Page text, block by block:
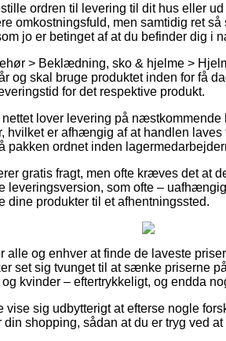
ordren til levering til dit hus eller
omkostningsfuld, men samtidig ret
jo er betinget af at du befinder dig i
> Beklædning, sko & hjelme >
og skal bruge produktet inden for få
for det respektive produkt.
lover levering på næstkommende
hvilket er afhængig af at handlen
pakken ordnet inden
gratis fragt, men ofte kræves det at
leveringsversion, som ofte –
dine produkter til et afhentningssted.
alle og enhver at finde de laveste
set sig tvunget til at sænke priserne
kvinder – eftertrykkeligt, og endda
vise sig udbytterigt at efterse nogle
shopping, sådan at du er tryg ved